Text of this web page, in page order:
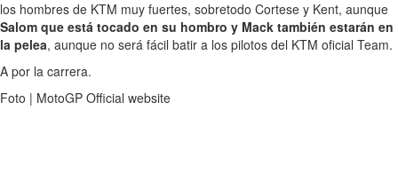
los hombres de KTM muy fuertes, sobretodo Cortese y Kent, aunque
Salom que está tocado en su hombro y Mack también estarán en
la pelea, aunque no será fácil batir a los pilotos del KTM oficial Team.
A por la carrera.
Foto | MotoGP Official website